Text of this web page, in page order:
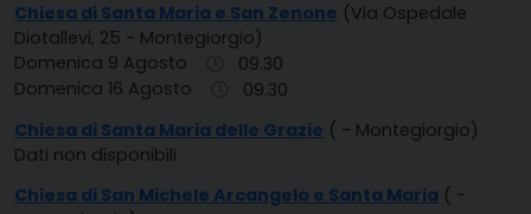
Chiesa di Santa Maria e San Zenone (Via Ospedale
Diotallevi, 25 - Montegiorgio)
Domenica 9 Agosto
09.30
Domenica 16 Agosto
09.30
Chiesa di Santa Maria delle Grazie ( - Montegiorgio)
Dati non disponibili
Chiesa di San Michele Arcangelo e Santa Maria ( -